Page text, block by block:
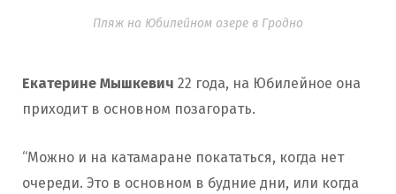
Пляж на Юбилейном озере в Гродно
Екатерине Мышкевич 22 года, на Юбилейное она
приходит в основном позагорать.
“Можно и на катамаране покататься, когда нет
очереди. Это в основном в будние дни, или когда